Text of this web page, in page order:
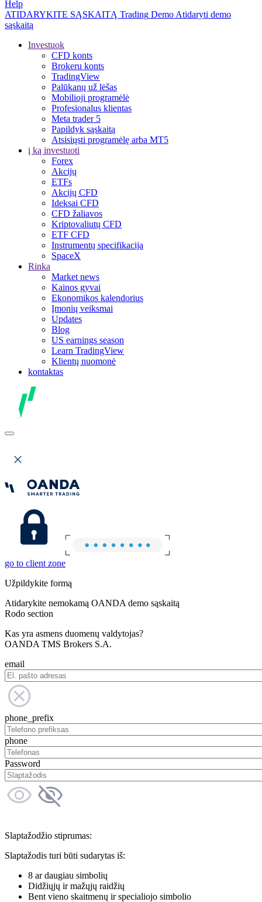
Help
ATIDARYKITE SĄSKAITĄ Trading Demo Atidaryti demo
sąskaitą
Investuok
CFD konts
Brokeru konts
TradingView
Palūkanų už lėšas
Mobilioji programėlė
Profesionalus klientas
Meta trader 5
Papildyk sąskaitą
Atsisiųsti programėlę arba MT5
į ką investuoti
Forex
Akcijų
ETFs
Akcijų CFD
Ideksai CFD
CFD žaliavos
Kriptovaliutų CFD
ETF CFD
Instrumentų specifikacija
SpaceX
Rinka
Market news
Kainos gyvai
Ekonomikos kalendorius
Įmonių veiksmai
Updates
Blog
US earnings season
Learn TradingView
Klientų nuomonė
kontaktas
go to client zone
Užpildykite formą
Atidarykite nemokamą OANDA demo sąskaitą
Rodo section
Kas yra asmens duomenų valdytojas?
OANDA TMS Brokers S.A.
email
phone_prefix
phone
Password
Slaptažodžio stiprumas:
Slaptažodis turi būti sudarytas iš:
8 ar daugiau simbolių
Didžiųjų ir mažųjų raidžių
Bent vieno skaitmenų ir specialiojo simbolio